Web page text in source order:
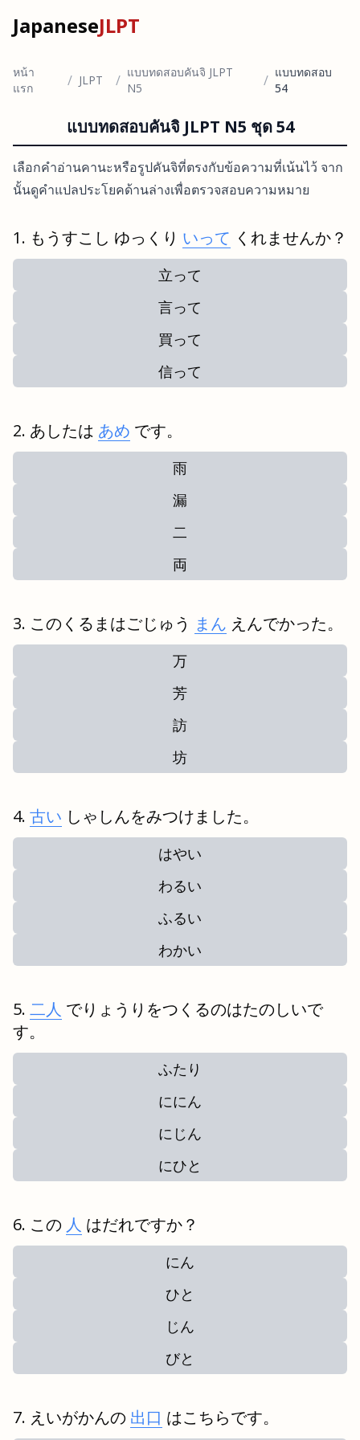
JapaneseJLPT
หน้า
แรก
/ JLPT / แบบทดสอบคันจิ JLPT
N5
/ แบบทดสอบ
54
แบบทดสอบคันจิ JLPT N5 ชุด 54
เลือกคำอ่านคานะหรือรูปคันจิที่ตรงกับข้อความที่เน้นไว้ จาก
นั้นดูคำแปลประโยคด้านล่างเพื่อตรวจสอบความหมาย
もうすこし ゆっくり いって くれませんか？
立って
言って
買って
信って
あしたは あめ です。
雨
漏
二
両
このくるまはごじゅう まん えんでかった。
万
芳
訪
坊
古い しゃしんをみつけました。
はやい
わるい
ふるい
わかい
二人 でりょうりをつくるのはたのしいで
す。
ふたり
ににん
にじん
にひと
この 人 はだれですか？
にん
ひと
じん
びと
えいがかんの 出口 はこちらです。